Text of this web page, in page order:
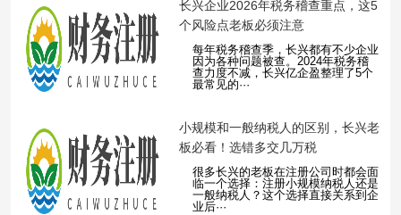
​长兴企业2026年税务稽查重点，这5
个风险点老板必须注意
每年税务稽查季，长兴都有不少企业
因为各种问题被查。2024年税务稽
查力度不减，长兴亿企盈整理了5个
最常见的···
​小规模和一般纳税人的区别，长兴老
板必看！选错多交几万税
很多长兴的老板在注册公司时都会面
临一个选择：注册小规模纳税人还是
一般纳税人？这个选择直接关系到企
业后···